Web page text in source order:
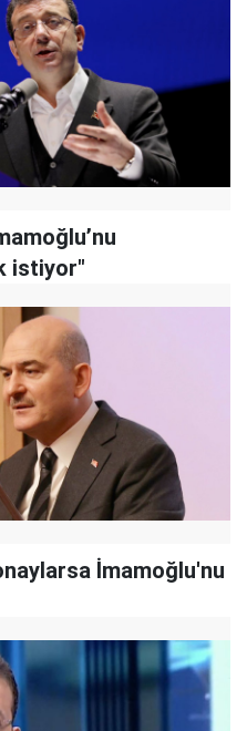
istiyor"
İmamoğlu'nu